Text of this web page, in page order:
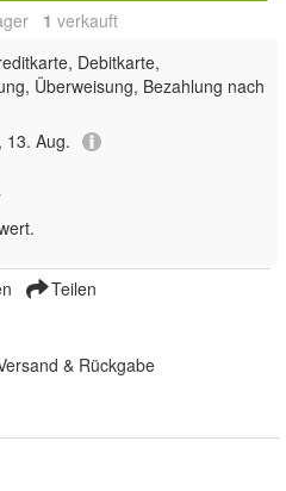
1 verkauft
Debitkarte,
Überweisung, Bezahlung nach
13. Aug.
Teilen
& Rückgabe